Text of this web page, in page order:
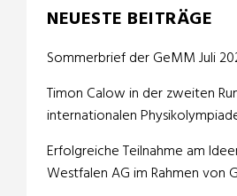
NEUESTE BEITRÄGE
Sommerbrief der GeMM Juli
Timon Calow in der zweiten
internationalen
Erfolgreiche Teilnahme am
Westfalen AG im Rahmen von